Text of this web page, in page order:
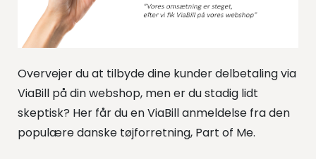
Overvejer du at tilbyde dine kunder delbetaling via
ViaBill på din webshop, men er du stadig lidt
skeptisk? Her får du en ViaBill anmeldelse fra den
populære danske tøjforretning, Part of Me.